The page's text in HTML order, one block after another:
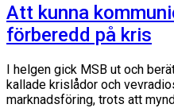
Att kunna
förberedd på kris
I helgen gick MSB ut och
kallade krislådor och
marknadsföring, trots att